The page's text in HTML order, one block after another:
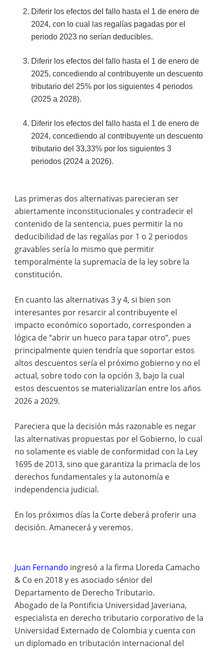
Diferir los efectos del fallo hasta el 1 de enero de
2024, con lo cual las regalías pagadas por el
periodo 2023 no serían deducibles.
Diferir los efectos del fallo hasta el 1 de enero de
2025, concediendo al contribuyente un descuento
tributario del 25% por los siguientes 4 periodos
(2025 a 2028).
Diferir los efectos del fallo hasta el 1 de enero de
2024, concediendo al contribuyente un descuento
tributario del 33,33% por los siguientes 3
periodos (2024 a 2026).
Las primeras dos alternativas parecieran ser
abiertamente inconstitucionales y contradecir el
contenido de la sentencia, pues permitir la no
deducibilidad de las regalías por 1 o 2 periodos
gravables sería lo mismo que permitir
temporalmente la supremacía de la ley sobre la
constitución.
En cuanto las alternativas 3 y 4, si bien son
interesantes por resarcir al contribuyente el
impacto económico soportado, corresponden a
lógica de “abrir un hueco para tapar otro”, pues
principalmente quien tendría que soportar estos
altos descuentos sería el próximo gobierno y no el
actual, sobre todo con la opción 3, bajo la cual
estos descuentos se materializarían entre los años
2026 a 2029.
Pareciera que la decisión más razonable es negar
las alternativas propuestas por el Gobierno, lo cual
no solamente es viable de conformidad con la Ley
1695 de 2013, sino que garantiza la primacía de los
derechos fundamentales y la autonomía e
independencia judicial.
En los próximos días la Corte deberá proferir una
decisión. Amanecerá y veremos.
Juan Fernando ingresó a la firma Lloreda Camacho
& Co en 2018 y es asociado sénior del
Departamento de Derecho Tributario.
Abogado de la Pontificia Universidad Javeriana,
especialista en derecho tributario corporativo de la
Universidad Externado de Colombia y cuenta con
un diplomado en tributación internacional del